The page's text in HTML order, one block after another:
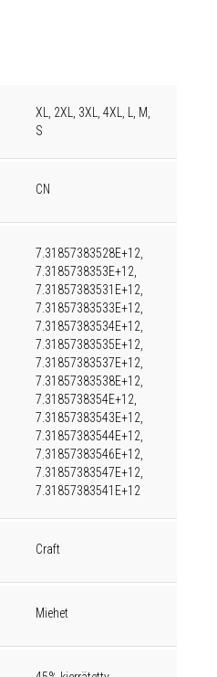
XL, 2XL, 3XL, 4XL, L, M,
S
CN
7.31857383528E+12,
7.3185738353E+12,
7.31857383531E+12,
7.31857383533E+12,
7.31857383534E+12,
7.31857383535E+12,
7.31857383537E+12,
7.31857383538E+12,
7.3185738354E+12,
7.31857383543E+12,
7.31857383544E+12,
7.31857383546E+12,
7.31857383547E+12,
7.31857383541E+12
Craft
Miehet